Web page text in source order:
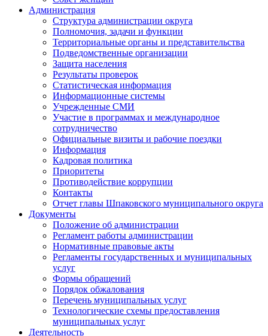
Администрация
Структура администрации округа
Полномочия, задачи и функции
Территориальные органы и представительства
Подведомственные организации
Защита населения
Результаты проверок
Статистическая информация
Информационные системы
Учрежденные СМИ
Участие в программах и международное
сотрудничество
Официальные визиты и рабочие поездки
Информация
Кадровая политика
Приоритеты
Противодействие коррупции
Контакты
Отчет главы Шпаковского муниципального округа
Документы
Положение об администрации
Регламент работы администрации
Нормативные правовые акты
Регламенты государственных и муниципальных
услуг
Формы обращений
Порядок обжалования
Перечень муниципальных услуг
Технологические схемы предоставления
муниципальных услуг
Деятельность